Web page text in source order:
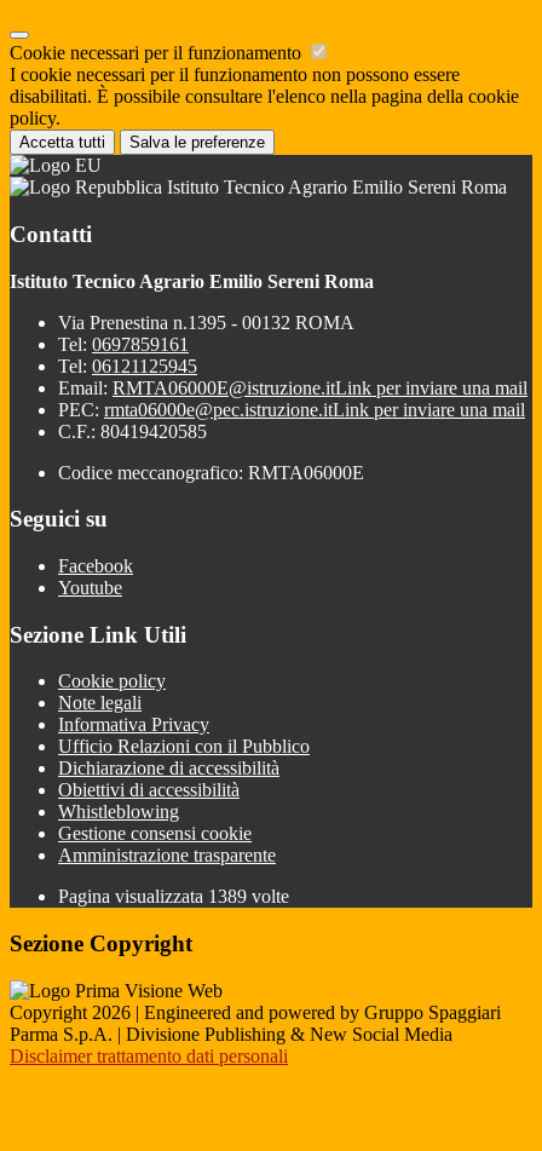
Cookie necessari per il funzionamento
I cookie necessari per il funzionamento non possono essere
disabilitati. È possibile consultare l'elenco nella pagina della cookie
policy.
Accetta tutti Salva le preferenze
Istituto Tecnico Agrario Emilio Sereni Roma
Contatti
Istituto Tecnico Agrario Emilio Sereni Roma
Via Prenestina n.1395 - 00132 ROMA
Tel: 0697859161
Tel: 06121125945
Email: RMTA06000E@istruzione.itLink per inviare una mail
PEC: rmta06000e@pec.istruzione.itLink per inviare una mail
C.F.: 80419420585
Codice meccanografico: RMTA06000E
Seguici su
Facebook
Youtube
Sezione Link Utili
Cookie policy
Note legali
Informativa Privacy
Ufficio Relazioni con il Pubblico
Dichiarazione di accessibilità
Obiettivi di accessibilità
Whistleblowing
Gestione consensi cookie
Amministrazione trasparente
Pagina visualizzata 1389 volte
Sezione Copyright
Copyright 2026 | Engineered and powered by Gruppo Spaggiari
Parma S.p.A. | Divisione Publishing & New Social Media
Disclaimer trattamento dati personali